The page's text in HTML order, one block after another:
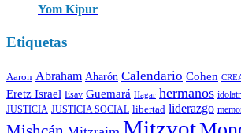
Yom Kipur
Etiquetas
Aaron Abraham Aharón Calendario Cohen
Eretz Israel Esav Guemará Hagar hermanos
JUSTICIA JUSTICIA SOCIAL libertad liderazgo